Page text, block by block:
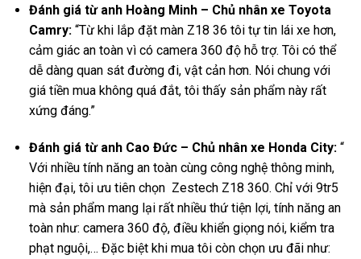
Đánh giá từ anh Hoàng Minh – Chủ nhân xe Toyota
Camry: “Từ khi lắp đặt màn Z18 36 tôi tự tin lái xe hơn,
cảm giác an toàn vì có camera 360 độ hỗ trợ. Tôi có thể
dễ dàng quan sát đường đi, vật cản hơn. Nói chung với
giá tiền mua không quá đắt, tôi thấy sản phẩm này rất
xứng đáng.”
Đánh giá từ anh Cao Đức – Chủ nhân xe Honda City:“
Với nhiều tính năng an toàn cùng công nghệ thông minh,
hiện đại, tôi ưu tiên chọn Zestech Z18 360. Chỉ với 9tr5
mà sản phẩm mang lại rất nhiều thứ tiện lợi, tính năng an
toàn như: camera 360 độ, điều khiển giọng nói, kiểm tra
phạt nguội,… Đặc biệt khi mua tôi còn chọn ưu đãi như: